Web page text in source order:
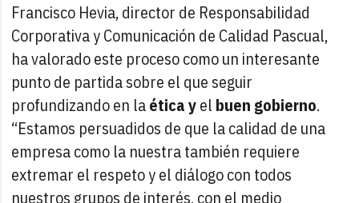
Francisco Hevia, director de Responsabilidad
Corporativa y Comunicación de Calidad Pascual,
ha valorado este proceso como un interesante
punto de partida sobre el que seguir
profundizando en laética yel buen gobierno.
“Estamos persuadidos de que la calidad de una
empresa como la nuestra también requiere
extremar el respeto y el diálogo con todos
nuestros grupos de interés, con el medio